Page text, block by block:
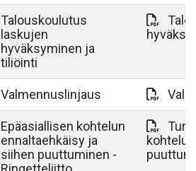
Talouskoulutus
laskujen
hyväksyminen ja
tiliöinti
Valmennuslinjaus
Epäasiallisen kohtelun
ennaltaehkäisy ja
siihen puuttuminen -